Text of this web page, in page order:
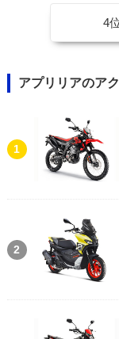
4
アプリリアのア
1
2